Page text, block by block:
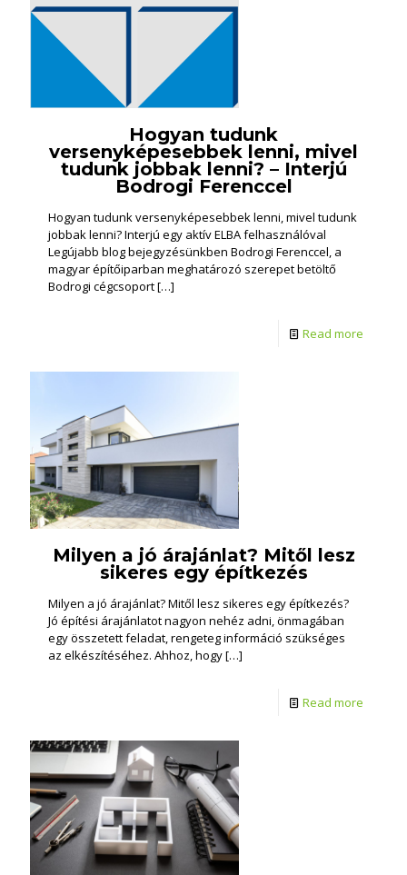
Hogyan tudunk
versenyképesebbek lenni, mivel
tudunk jobbak lenni? – Interjú
Bodrogi Ferenccel
Hogyan tudunk versenyképesebbek lenni, mivel tudunk
jobbak lenni? Interjú egy aktív ELBA felhasználóval
Legújabb blog bejegyzésünkben Bodrogi Ferenccel, a
magyar építőiparban meghatározó szerepet betöltő
Bodrogi cégcsoport[…]
Read more
Milyen a jó árajánlat? Mitől lesz
sikeres egy építkezés
Milyen a jó árajánlat? Mitől lesz sikeres egy építkezés?
Jó építési árajánlatot nagyon nehéz adni, önmagában
egy összetett feladat, rengeteg információ szükséges
az elkészítéséhez. Ahhoz, hogy[…]
Read more